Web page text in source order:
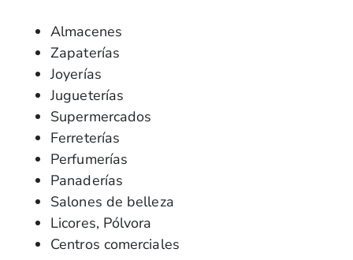
Almacenes
Zapaterías
Joyerías
Jugueterías
Supermercados
Ferreterías
Perfumerías
Panaderías
Salones de belleza
Licores, Pólvora
Centros comerciales